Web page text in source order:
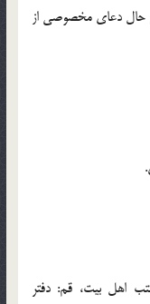
حال دعاي مخصوصي از
اهل بيت، قم: دفتر